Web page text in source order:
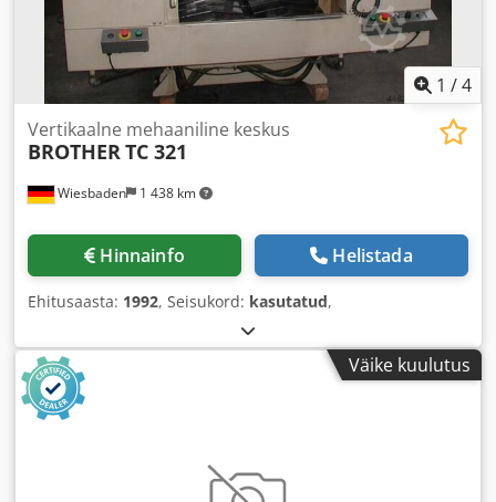
1 /4
Wiesbaden 1 438 km
Vertikaalne mehaaniline keskus
BROTHERTC 321
Hinnainfo Helistada
Ehitusaasta: 1992, Seisukord: kasutatud,
Väike kuulutus